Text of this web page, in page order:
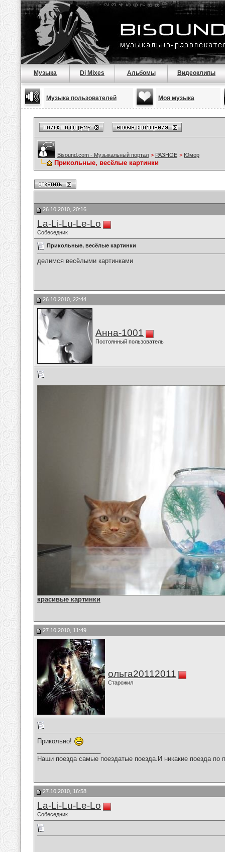
Музыка Dj Mixes Альбомы Видеоклипы
Музыка пользователей Моя музыка
Bisound.com - Музыкальный портал > РАЗНОЕ > Юмор
Прикольные, весёлые картинки
26.10.2010, 20:16
La-Li-Lu-Le-Lo
Собеседник
Прикольные, весёлые картинки
делимся весёлыми картинками
26.10.2010, 22:44
Анна-1001
Постоянный пользователь
красивые картинки
27.10.2010, 11:49
ольга20112011
Старожил
Прикольно!
Наши поезда самые поездатые поезда.И никакие поезда по
27.10.2010, 16:58
La-Li-Lu-Le-Lo
Собеседник